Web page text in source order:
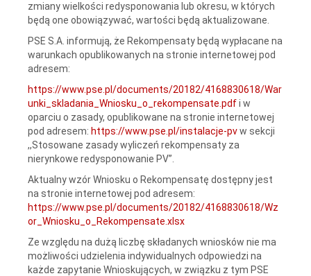
zmiany wielkości redysponowania lub okresu, w których
będą one obowiązywać, wartości będą aktualizowane.
PSE S.A. informują, że Rekompensaty będą wypłacane na
warunkach opublikowanych na stronie internetowej pod
adresem:
https://www.pse.pl/documents/20182/4168830618/War
unki_skladania_Wniosku_o_rekompensate.pdfi w
oparciu o zasady, opublikowane na stronie internetowej
pod adresem: https://www.pse.pl/instalacje-pvw sekcji
,,Stosowane zasady wyliczeń rekompensaty za
nierynkowe redysponowanie PV”.
Aktualny wzór Wniosku o Rekompensatę dostępny jest
na stronie internetowej pod adresem:
https://www.pse.pl/documents/20182/4168830618/Wz
or_Wniosku_o_Rekompensate.xlsx
Ze względu na dużą liczbę składanych wniosków nie ma
możliwości udzielenia indywidualnych odpowiedzi na
każde zapytanie Wnioskujących, w związku z tym PSE